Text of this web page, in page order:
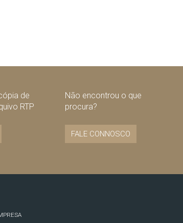
de
RTP
Não encontrou o que
procura?
FALE CONNOSCO